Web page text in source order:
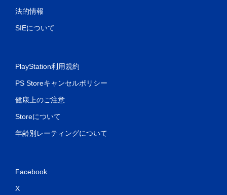
法的情報
SIEについて
PlayStation利用規約
PS Storeキャンセルポリシー
健康上のご注意
Storeについて
年齢別レーティングについて
Facebook
X